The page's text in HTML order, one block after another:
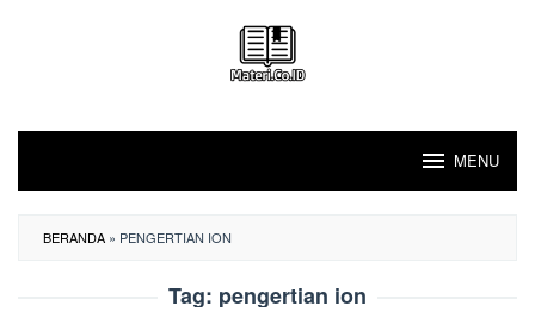
MENU
BERANDA » PENGERTIAN ION
Tag: pengertian ion